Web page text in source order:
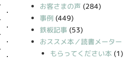
お客さまの声 (284)
事例 (449)
鉄板記事 (53)
おススメ本／読書メーター
もらってください本(1)